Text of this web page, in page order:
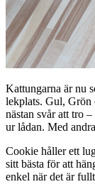
Kattungarna är nu
lekplats. Gul, Grön
nästan svår att tro
ur lådan. Med
Cookie håller ett
sitt bästa för att
enkel när det är